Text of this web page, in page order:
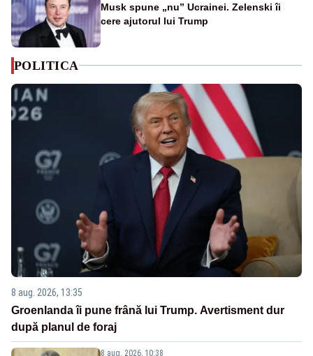
Musk spune „nu” Ucrainei. Zelenski îi
cere ajutorul lui Trump
POLITICA
8 aug. 2026, 13:35
Groenlanda îi pune frână lui Trump. Avertisment dur
după planul de foraj
8 aug. 2026, 10:38